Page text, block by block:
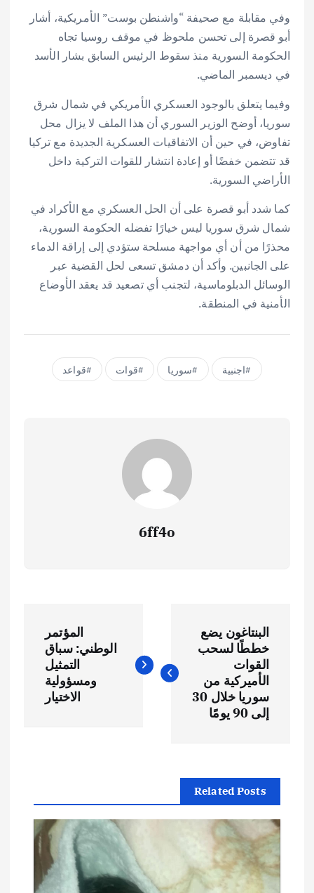
وفي مقابلة مع صحيفة “واشنطن بوست” الأمريكية، أشار
أبو قصرة إلى تحسن ملحوظ في موقف روسيا تجاه
الحكومة السورية منذ سقوط الرئيس السابق بشار الأسد
في ديسمبر الماضي.
وفيما يتعلق بالوجود العسكري الأمريكي في شمال شرق
سوريا، أوضح الوزير السوري أن هذا الملف لا يزال محل
تفاوض، في حين أن الاتفاقيات العسكرية الجديدة مع تركيا
قد تتضمن خفضًا أو إعادة انتشار للقوات التركية داخل
الأراضي السورية.
كما شدد أبو قصرة على أن الحل العسكري مع الأكراد في
شمال شرق سوريا ليس خيارًا تفضله الحكومة السورية،
محذرًا من أن أي مواجهة مسلحة ستؤدي إلى إراقة الدماء
على الجانبين. وأكد أن دمشق تسعى لحل القضية عبر
الوسائل الدبلوماسية، لتجنب أي تصعيد قد يعقد الأوضاع
الأمنية في المنطقة.
اجنبية سوريا قوات قواعد
6ff4o
ص
م
ق
البنتاغون يضع
خططًا لسحب
القوات
الأميركية من
سوريا خلال 30
إلى 90 يومًا
المؤتمر
الوطني: سباق
التمثيل
ومسؤولية
الاختيار
Related Posts